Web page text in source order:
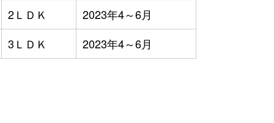
2ＬＤＫ
2023年4～6月
3ＬＤＫ 2023年4～6月